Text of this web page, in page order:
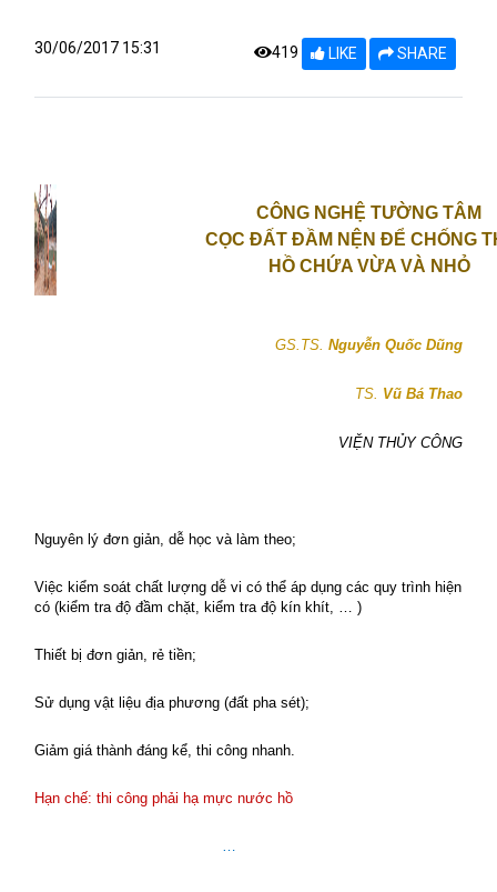
30/06/2017 15:31 419 LIKE SHARE
CÔNG NGHỆ TƯỜNG TÂM
CỌC ĐẤT ĐẦM NỆN ĐỂ CHỐNG
HỒ CHỨA VỪA VÀ NHỎ
GS.TS. Nguyễn Quốc Dũng
TS. Vũ Bá Thao
VIỆN THỦY CÔNG
Nguyên lý đơn giản, dễ học và làm theo;
Việc kiểm soát chất lượng dễ vi có thể áp dụng các quy trình hiện
có (kiểm tra độ đầm chặt, kiểm tra độ kín khít, … )
Thiết bị đơn giản, rẻ tiền;
Sử dụng vật liệu địa phương (đất pha sét);
Giảm giá thành đáng kể, thi công nhanh.
Hạn chế: thi công phải hạ mực nước hồ
…